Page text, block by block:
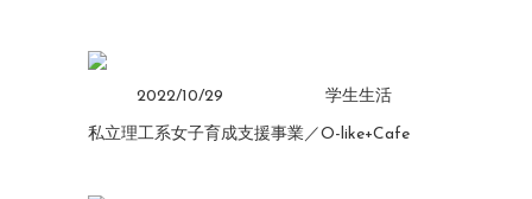
2022/10/29 学生生活
私立理工系女子育成支援事業／O-like+Cafe